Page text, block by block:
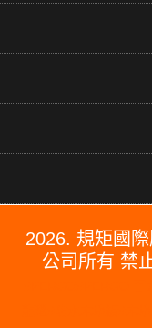
2026. 規矩國
公司所有 禁